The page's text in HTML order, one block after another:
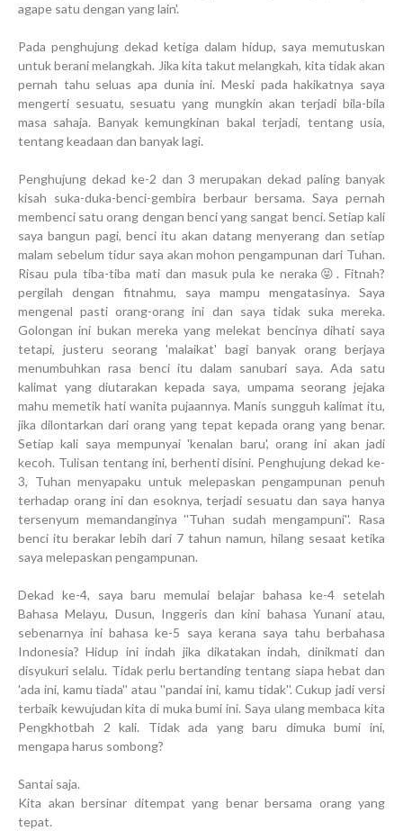
agape satu dengan yang lain'.
Pada penghujung dekad ketiga dalam hidup, saya memutuskan
untuk berani melangkah. Jika kita takut melangkah, kita tidak akan
pernah tahu seluas apa dunia ini. Meski pada hakikatnya saya
mengerti sesuatu, sesuatu yang mungkin akan terjadi bila-bila
masa sahaja. Banyak kemungkinan bakal terjadi, tentang usia,
tentang keadaan dan banyak lagi.
Penghujung dekad ke-2 dan 3 merupakan dekad paling banyak
kisah suka-duka-benci-gembira berbaur bersama. Saya pernah
membenci satu orang dengan benci yang sangat benci. Setiap kali
saya bangun pagi, benci itu akan datang menyerang dan setiap
malam sebelum tidur saya akan mohon pengampunan dari Tuhan.
Risau pula tiba-tiba mati dan masuk pula ke neraka😝. Fitnah?
pergilah dengan fitnahmu, saya mampu mengatasinya. Saya
mengenal pasti orang-orang ini dan saya tidak suka mereka.
Golongan ini bukan mereka yang melekat bencinya dihati saya
tetapi, justeru seorang 'malaikat' bagi banyak orang berjaya
menumbuhkan rasa benci itu dalam sanubari saya. Ada satu
kalimat yang diutarakan kepada saya, umpama seorang jejaka
mahu memetik hati wanita pujaannya. Manis sungguh kalimat itu,
jika dilontarkan dari orang yang tepat kepada orang yang benar.
Setiap kali saya mempunyai 'kenalan baru', orang ini akan jadi
kecoh. Tulisan tentang ini, berhenti disini. Penghujung dekad ke-
3, Tuhan menyapaku untuk melepaskan pengampunan penuh
terhadap orang ini dan esoknya, terjadi sesuatu dan saya hanya
tersenyum memandanginya ''Tuhan sudah mengampuni''. Rasa
benci itu berakar lebih dari 7 tahun namun, hilang sesaat ketika
saya melepaskan pengampunan.
Dekad ke-4, saya baru memulai belajar bahasa ke-4 setelah
Bahasa Melayu, Dusun, Inggeris dan kini bahasa Yunani atau,
sebenarnya ini bahasa ke-5 saya kerana saya tahu berbahasa
Indonesia? Hidup ini indah jika dikatakan indah, dinikmati dan
disyukuri selalu. Tidak perlu bertanding tentang siapa hebat dan
'ada ini, kamu tiada'' atau ''pandai ini, kamu tidak''. Cukup jadi versi
terbaik kewujudan kita di muka bumi ini. Saya ulang membaca kita
Pengkhotbah 2 kali. Tidak ada yang baru dimuka bumi ini,
mengapa harus sombong?
Santai saja.
Kita akan bersinar ditempat yang benar bersama orang yang
tepat.